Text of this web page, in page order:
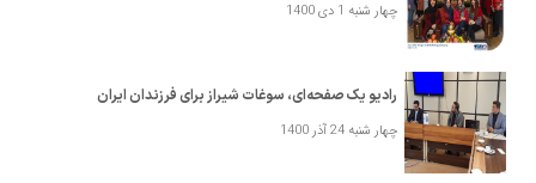
چهار شنبه 1 دی 1400
رادیو یک صفحه‌ای، سوغات شیراز برای فرزندان ایران
چهار شنبه 24 آذر 1400